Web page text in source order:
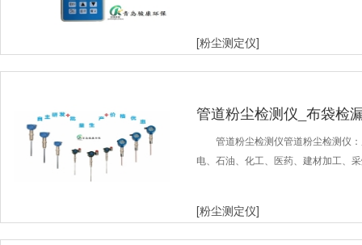
[粉尘测定仪]
管道粉尘检测仪_布袋检
报价管道粉尘检测仪管道粉尘检测仪
电、石油、化工、医药、建材加工、
[粉尘测定仪]